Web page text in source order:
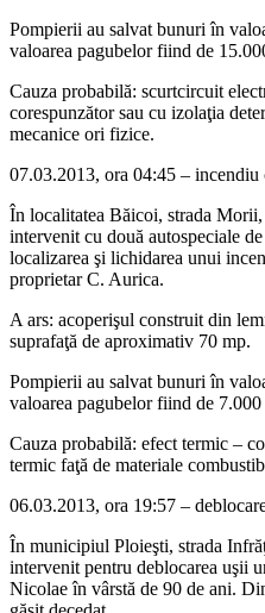
Pompierii au salvat bunuri în
valoarea pagubelor fiind de
Cauza probabilă: scurtcircuit
corespunzător sau cu izolaţia
mecanice ori fizice.
07.03.2013, ora 04:45 – incendiu
În localitatea Băicoi, strada
intervenit cu două autospeciale
localizarea şi lichidarea unui
proprietar C. Aurica.
A ars: acoperişul construit din
suprafaţă de aproximativ 70 mp.
Pompierii au salvat bunuri în
valoarea pagubelor fiind de 7.000
Cauza probabilă: efect termic –
termic faţă de materiale
06.03.2013, ora 19:57 –
În municipiul Ploieşti, strada
intervenit pentru deblocarea uşii
Nicolae în vârstă de 90 de ani.